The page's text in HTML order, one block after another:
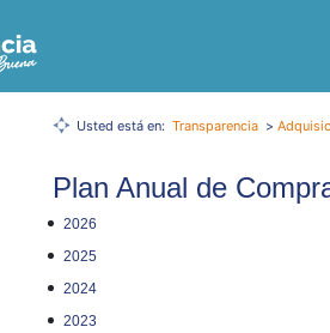
Usted está en: Transparencia >
Plan Anual de
2026
2025
2024
2023